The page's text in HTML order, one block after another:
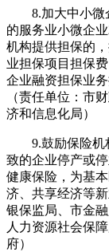
8.加大中小
的服务业小微企
机构提供担保的
业担保项目担保
企业融资担保业
（责任单位：市
济和信息化局）
9.鼓励保险
致的企业停产或
健康保险，为基
济、共享经济等
银保监局、市金
人力资源社会保
府）